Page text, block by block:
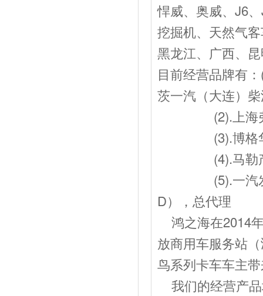
悍威、奥威、J6
挖掘机、天然气
黑龙江、广西、
目前经营品牌有
茨一汽（大连）
(2).上海弗列
(3).博格华纳
(4).马勒产
(5).一汽发动J
D），总代理
鸿之海在2014
放商用车服务站
鸟系列卡车车主
我们的经营产